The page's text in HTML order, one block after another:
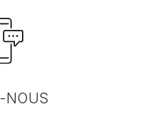
NOUS